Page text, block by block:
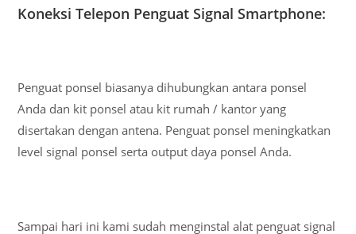
Koneksi Telepon Penguat Signal Smartphone:
Penguat ponsel biasanya dihubungkan antara ponsel
Anda dan kit ponsel atau kit rumah / kantor yang
disertakan dengan antena. Penguat ponsel meningkatkan
level signal ponsel serta output daya ponsel Anda.
Sampai hari ini kami sudah menginstal alat penguat signal